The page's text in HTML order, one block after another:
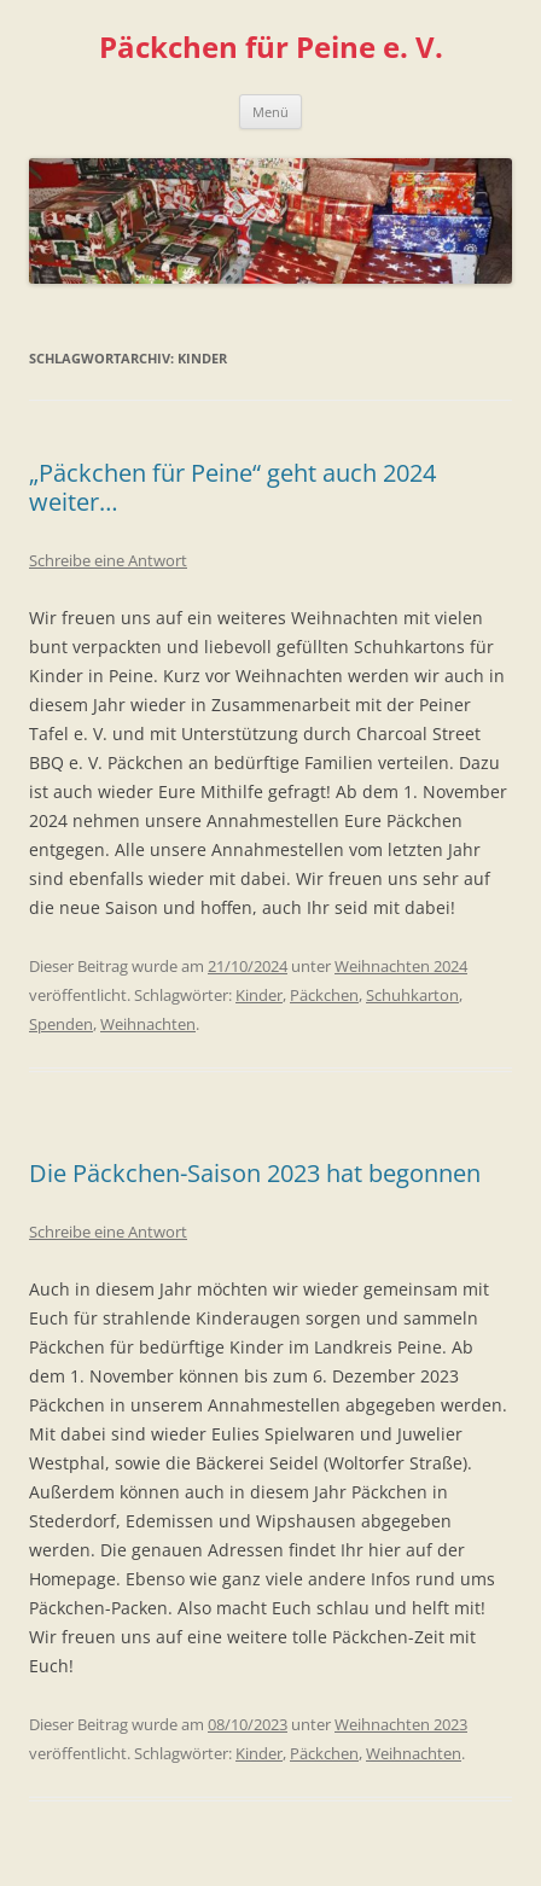
Päckchen für Peine e. V.
Menü
SCHLAGWORTARCHIV: KINDER
„Päckchen für Peine“ geht auch 2024
weiter…
Schreibe eine Antwort
Wir freuen uns auf ein weiteres Weihnachten mit vielen
bunt verpackten und liebevoll gefüllten Schuhkartons für
Kinder in Peine. Kurz vor Weihnachten werden wir auch in
diesem Jahr wieder in Zusammenarbeit mit der Peiner
Tafel e. V. und mit Unterstützung durch Charcoal Street
BBQ e. V. Päckchen an bedürftige Familien verteilen. Dazu
ist auch wieder Eure Mithilfe gefragt! Ab dem 1. November
2024 nehmen unsere Annahmestellen Eure Päckchen
entgegen. Alle unsere Annahmestellen vom letzten Jahr
sind ebenfalls wieder mit dabei. Wir freuen uns sehr auf
die neue Saison und hoffen, auch Ihr seid mit dabei!
Dieser Beitrag wurde am 21/10/2024 unterWeihnachten 2024
veröffentlicht. Schlagwörter: Kinder, Päckchen,Schuhkarton,
Spenden,Weihnachten.
Die Päckchen-Saison 2023 hat begonnen
Schreibe eine Antwort
Auch in diesem Jahr möchten wir wieder gemeinsam mit
Euch für strahlende Kinderaugen sorgen und sammeln
Päckchen für bedürftige Kinder im Landkreis Peine. Ab
dem 1. November können bis zum 6. Dezember 2023
Päckchen in unserem Annahmestellen abgegeben werden.
Mit dabei sind wieder Eulies Spielwaren und Juwelier
Westphal, sowie die Bäckerei Seidel (Woltorfer Straße).
Außerdem können auch in diesem Jahr Päckchen in
Stederdorf, Edemissen und Wipshausen abgegeben
werden. Die genauen Adressen findet Ihr hier auf der
Homepage. Ebenso wie ganz viele andere Infos rund ums
Päckchen-Packen. Also macht Euch schlau und helft mit!
Wir freuen uns auf eine weitere tolle Päckchen-Zeit mit
Euch!
Dieser Beitrag wurde am 08/10/2023 unterWeihnachten 2023
veröffentlicht. Schlagwörter: Kinder, Päckchen,Weihnachten.